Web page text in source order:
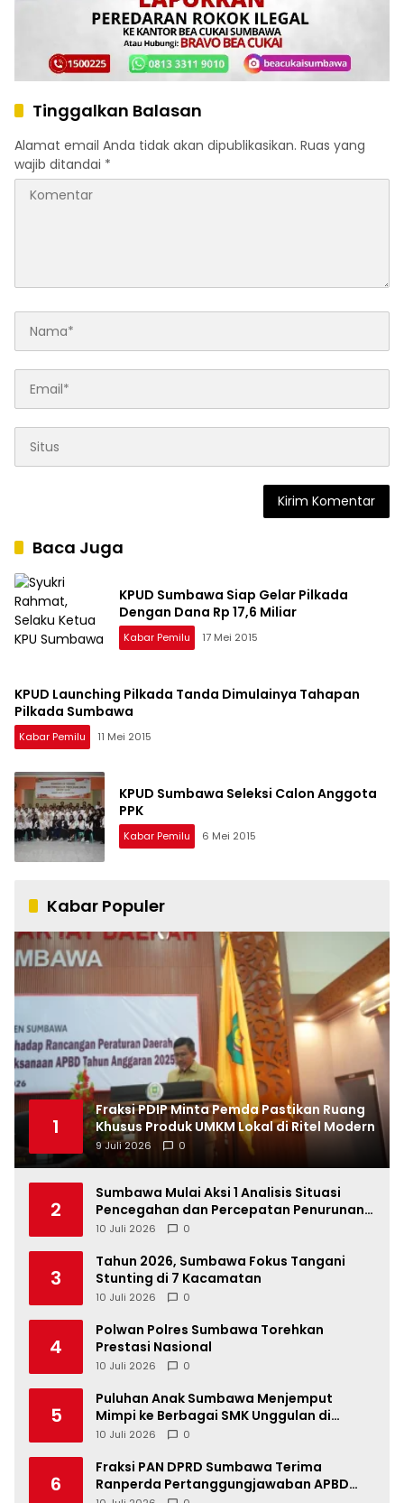
Tinggalkan Balasan
Alamat email Anda tidak akan dipublikasikan. Ruas yang
wajib ditandai *
Baca Juga
KPUD Sumbawa Siap Gelar Pilkada
Dengan Dana Rp 17,6 Miliar
Kabar Pemilu 17 Mei 2015
KPUD Launching Pilkada Tanda Dimulainya Tahapan
Pilkada Sumbawa
Kabar Pemilu 11 Mei 2015
KPUD Sumbawa Seleksi Calon Anggota
PPK
Kabar Pemilu 6 Mei 2015
Kabar Populer
1
Fraksi PDIP Minta Pemda Pastikan Ruang
Khusus Produk UMKM Lokal di Ritel Modern
9 Juli 2026 0
2
Sumbawa Mulai Aksi 1 Analisis Situasi
Pencegahan dan Percepatan Penurunan
Stunting Tahun 2026
10 Juli 2026 0
3
Tahun 2026, Sumbawa Fokus Tangani
Stunting di 7 Kacamatan
10 Juli 2026 0
4
Polwan Polres Sumbawa Torehkan
Prestasi Nasional
10 Juli 2026 0
5
Puluhan Anak Sumbawa Menjemput
Mimpi ke Berbagai SMK Unggulan di
Indonesia
10 Juli 2026 0
6
Fraksi PAN DPRD Sumbawa Terima
Ranperda Pertanggungjawaban APBD